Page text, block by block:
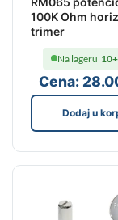
100K Ohm
trimer
Cena: 28
Na lageru
Dodaj u